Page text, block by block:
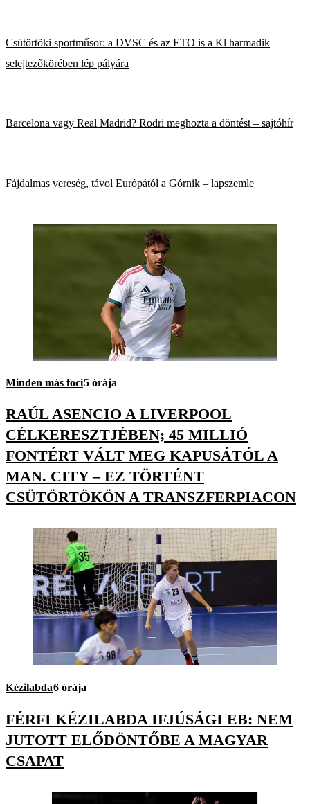
Csütörtöki sportműsor: a DVSC és az ETO is a Kl harmadik
selejtezőkörében lép pályára
Barcelona vagy Real Madrid? Rodri meghozta a döntést – sajtóhír
Fájdalmas vereség, távol Európától a Górnik – lapszemle
Minden más foci5 órája
RAÚL ASENCIO A LIVERPOOL
CÉLKERESZTJÉBEN; 45 MILLIÓ
FONTÉRT VÁLT MEG KAPUSÁTÓL A
MAN. CITY – EZ TÖRTÉNT
CSÜTÖRTÖKÖN A TRANSZFERPIACON
Kézilabda6 órája
FÉRFI KÉZILABDA IFJÚSÁGI EB: NEM
JUTOTT ELŐDÖNTŐBE A MAGYAR
CSAPAT